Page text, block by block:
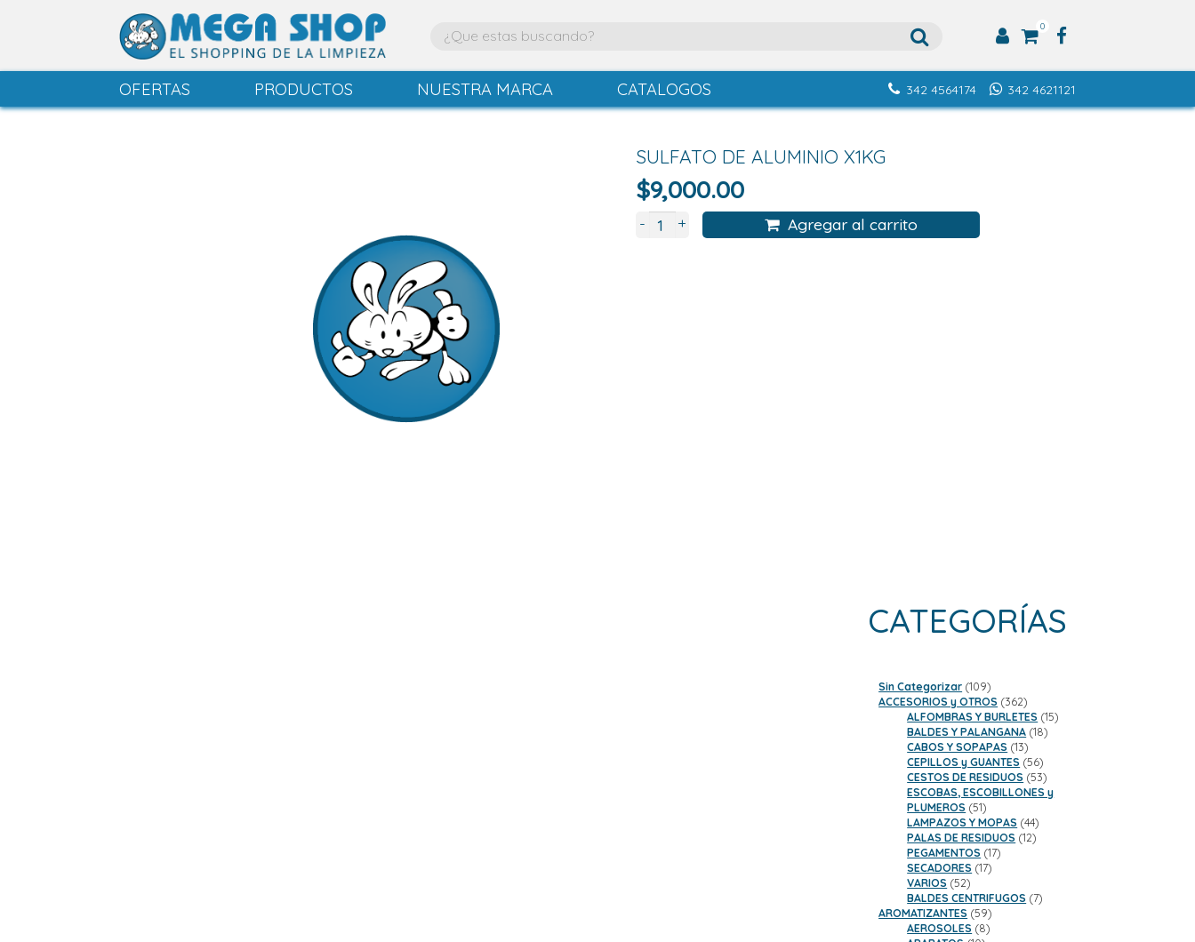
0
OFERTAS PRODUCTOS NUESTRA MARCA CATALOGOS 342 4621121
342 4564174
SULFATO DE ALUMINIO X1KG
$9,000.00
- + Agregar al carrito
CATEGORÍAS
Sin Categorizar 109109
productos
ACCESORIOS y OTROS 362362
productos
ALFOMBRAS Y BURLETES 1515
BALDES Y PALANGANA 1818
CABOS Y SOPAPAS 1313
productos
CEPILLOS y GUANTES 5656
productos
CESTOS DE RESIDUOS 5353
productos
ESCOBAS, ESCOBILLONES y
PLUMEROS 5151
productos
LAMPAZOS Y MOPAS 4444
productos
PALAS DE RESIDUOS 1212
PEGAMENTOS 1717
SECADORES 1717
VARIOS 5252
productos
BALDES CENTRIFUGOS 77
AROMATIZANTES 5959
productos
AEROSOLES 88